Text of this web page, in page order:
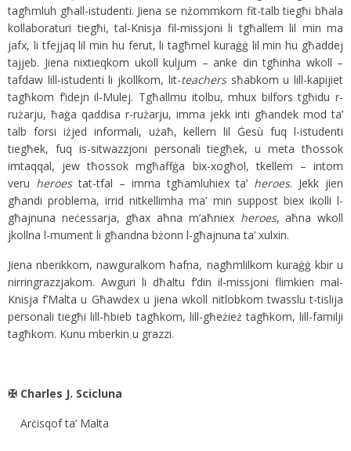
tagħmluh għall-istudenti. Jiena se nżommkom fit-talb tiegħi bħala
kollaboraturi tiegħi, tal-Knisja fil-missjoni li tgħallem lil min ma
jafx, li tfejjaq lil min hu ferut, li tagħmel kuraġġ lil min hu għaddej
tajjeb. Jiena nixtieqkom ukoll kuljum – anke din tgħinha wkoll –
tafdaw lill-istudenti li jkollkom, lit-teacherssħabkom u lill-kapijiet
tagħkom f’idejn il-Mulej. Tgħallmu itolbu, mhux bilfors tgħidu r-
rużarju, ħaġa qaddisa r-rużarju, imma jekk inti għandek mod ta’
talb forsi iżjed informali, użaħ, kellem lil Ġesù fuq l-istudenti
tiegħek, fuq is-sitwazzjoni personali tiegħek, u meta tħossok
imtaqqal, jew tħossok mgħaffġa bix-xogħol, tkellem – intom
veru heroestat-tfal – imma tgħamluhiex ta’ heroes. Jekk jien
għandi problema, irrid nitkellimha ma’ min suppost biex ikolli l-
għajnuna neċessarja, għax aħna m’aħniex heroes, aħna wkoll
jkollna l-mument li għandna bżonn l-għajnuna ta’ xulxin.
Jiena nberikkom, nawguralkom ħafna, nagħmlilkom kuraġġ kbir u
nirringrazzjakom. Awguri li dħaltu f’din il-missjoni flimkien mal-
Knisja f’Malta u Għawdex u jiena wkoll nitlobkom twasslu t-tislija
personali tiegħi lill-ħbieb tagħkom, lill-għeżież tagħkom, lill-familji
tagħkom. Kunu mberkin u grazzi.
✠ Charles J. Scicluna
Arċisqof ta’ Malta